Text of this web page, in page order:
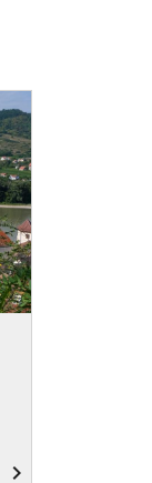
navigate_next